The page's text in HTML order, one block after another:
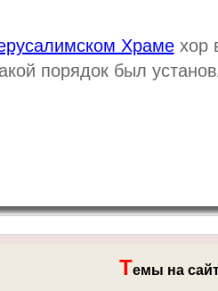
Храмехор
порядок был
Темы на